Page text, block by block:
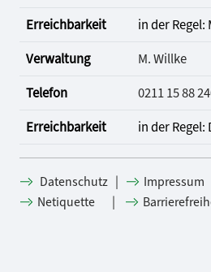
Erreichbarkeit
in der Regel:
Verwaltung
M. Willke
Telefon
0211 15 88
Erreichbarkeit
in der Regel:
Datenschutz |
Impressum
Netiquette
|